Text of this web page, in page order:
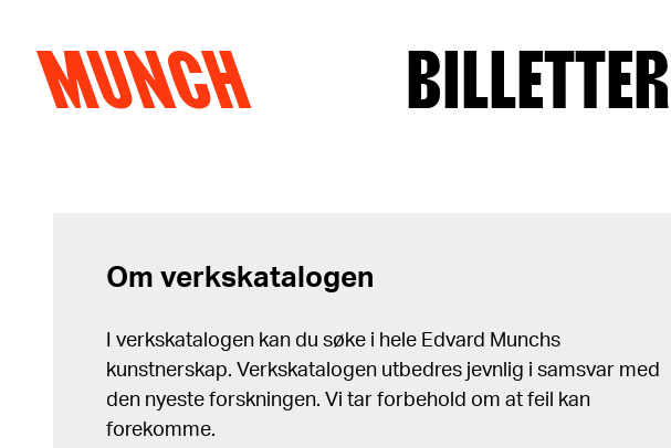
MUNCH BILLETTER
Om verkskatalogen
I verkskatalogen kan du søke i hele Edvard Munchs
kunstnerskap. Verkskatalogen utbedres jevnlig i samsvar med
den nyeste forskningen. Vi tar forbehold om at feil kan
forekomme.